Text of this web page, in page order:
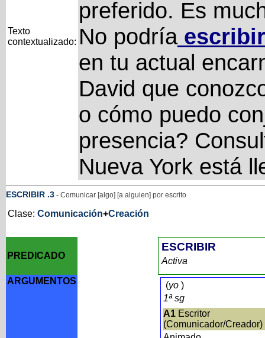
Texto
contextualizado:
preferido. Es
No podríaescribir
en tu actual
David que
o cómo puedo
presencia?
Nueva York está
ESCRIBIR .3- Comunicar [algo] [a alguien] por escrito
Clase: Comunicación+Creación
PREDICADO
ESCRIBIR
Activa
ARGUMENTOS
(yo)
1ª sg
A1Escritor
(Comunicador/Creador)